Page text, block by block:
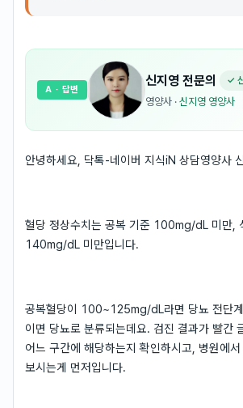
신지영 전문의 ✓
영양사 · 신지영 영양사
A · 답변
안녕하세요, 닥톡-네이버 지식iN 상담영양사
혈당 정상수치는 공복 기준 100mg/dL 미만,
140mg/dL 미만입니다.
공복혈당이 100~125mg/dL라면 당뇨 전단
이면 당뇨로 분류되는데요. 검진 결과가 빨간
어느 구간에 해당하는지 확인하시고, 병원에
보시는게 먼저입니다.